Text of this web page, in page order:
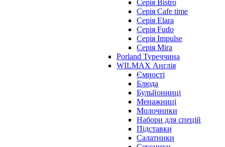
Серія Bistro
Серія Cafe time
Серія Elara
Серія Fudo
Серія Impulse
Серія Mira
Porland Туреччина
WILMAX Англія
Ємності
Блюда
Бульйонниці
Менажниці
Молочники
Набори для спецій
Підставки
Салатники